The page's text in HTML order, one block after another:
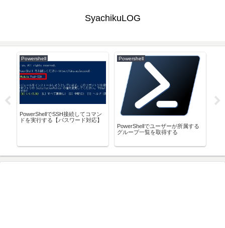
SyachikuLOG
Powershell
PowerShellでSSH接続してコマン
ドを実行する【パスワード対応】
Powershell
PowerShellでユーザーが所属する
グループ一覧を取得する